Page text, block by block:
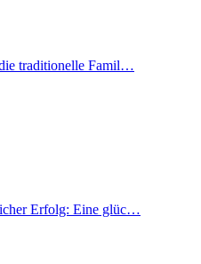
traditionelle Famil…
Erfolg: Eine glüc…